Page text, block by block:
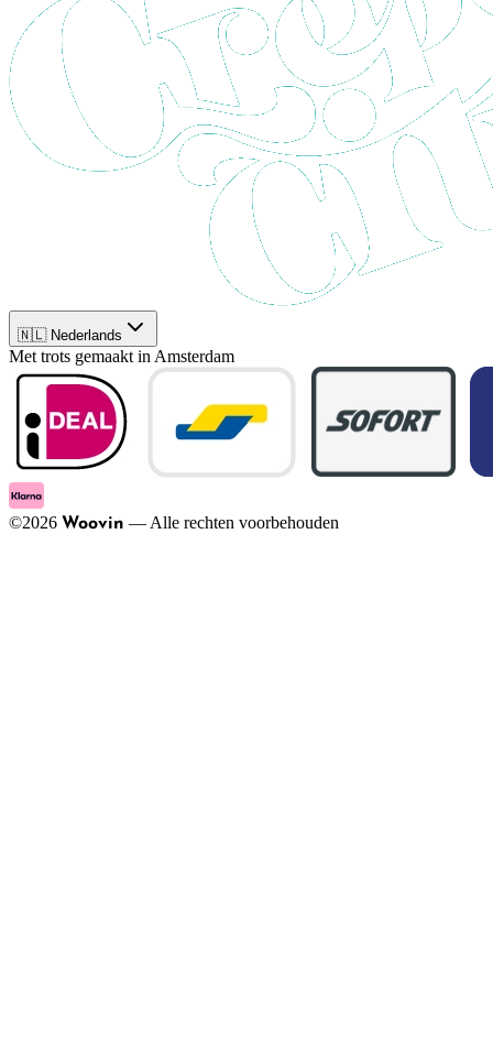
🇳🇱 Nederlands
Met trots gemaakt in Amsterdam
©2026 Woovin — Alle rechten voorbehouden